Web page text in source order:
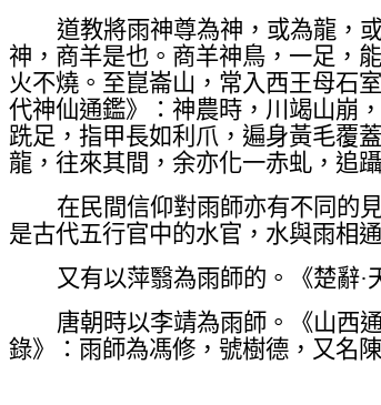
道教將雨神尊為神，或為龍，
神，商羊是也。商羊神鳥，一足，
火不燒。至崑崙山，常入西王母石
代神仙通鑑》：神農時，川竭山崩
跣足，指甲長如利爪，遍身黃毛覆
龍，往來其間，余亦化一赤虬，追
在民間信仰對雨師亦有不同的
是古代五行官中的水官，水與雨相
又有以萍翳為雨師的。《楚辭
唐朝時以李靖為雨師。《山西
錄》：雨師為馮修，號樹德，又名